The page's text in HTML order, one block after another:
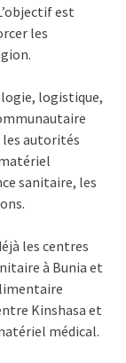
est
les
logistique,
autorités
sanitaire, les
les centres
à Bunia et
Kinshasa et
médical.